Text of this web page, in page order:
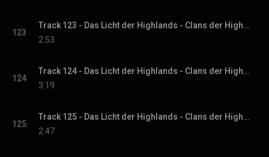
123
Track 123 - Das Licht der Highlands - Clans der Highlands-Reihe, Band 1
2:53
124
Track 124 - Das Licht der Highlands - Clans der Highlands-Reihe, Band 1
3:19
125
Track 125 - Das Licht der Highlands - Clans der Highlands-Reihe, Band 1
2:47